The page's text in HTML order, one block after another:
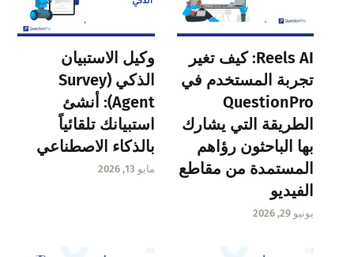
Reels AI: كيف تغير
تجربة المستخدم في
QuestionPro
الطريقة التي يشارك
بها الباحثون رؤاهم
المستمدة من مقاطع
الفيديو
يونيو 29, 2026
وكيل الاستبيان
الذكي (Survey
Agent): أنشئ
استبيانك تلقائياً
بالذكاء الاصطناعي
مايو 13, 2026